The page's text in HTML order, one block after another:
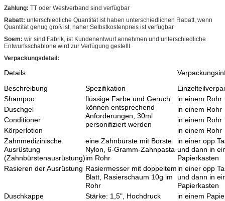
Zahlung: TT oder Westverband sind verfügbar
Rabatt: unterschiedliche Quantität ist haben unterschiedlichen Rabatt, wenn
Quantität genug groß ist, naher Selbstkostenpreis ist verfügbar
Soem: wir sind Fabrik, ist Kundenentwurf annehmen und unterschiedliche
Entwurfsschablone wird zur Verfügung gestellt
Verpackungsdetail:
Details
Beschreibung
Spezifikation
Shampoo
flüssige Farbe und Geruch
können entsprechend
Anforderungen, 30ml
personifiziert werden
in einem Rohr
Duschgel
in einem Rohr
Conditioner
in einem Rohr
Körperlotion
in einem Rohr
Zahnmedizinische
Ausrüstung
(Zahnbürstenausrüstung)
eine Zahnbürste mit Borste
Nylon, 6-Gramm-Zahnpasta
im Rohr
in einer opp
und dann in
Papierkasten
Rasieren der Ausrüstung Rasiermesser mit doppeltem
Blatt, Rasierschaum 10g im
Rohr
in einer opp
und dann in
Papierkasten
Duschkappe
Stärke: 1,5", Hochdruck
in einem